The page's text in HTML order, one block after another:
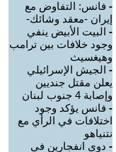
- فانس: التفاوض مع
إيران -معقد وشائك-
- البيت الأبيض ينفي
وجود خلافات بين ترامب
وهيغسيث
- الجيش الإسرائيلي
يعلن مقتل جنديين
وإصابة 4 جنوب لبنان
- فانس يؤكد وجود
اختلافات في الرأي مع
نتنياهو
- دوي انفجارين في